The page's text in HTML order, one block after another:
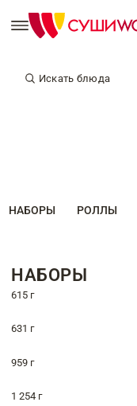
Искать блюда
НАБОРЫ РОЛЛЫ
НАБОРЫ
615 г
631 г
959 г
1 254 г